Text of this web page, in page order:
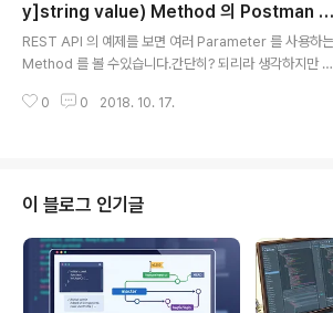
린 것도 아닌데요. ㅡㅡ; 그래서 또 우리의 친구 Google
을 찾아 갔습니다. 그 결과 두둥!!! EF Core 는 Paramete
r 이름을 지정하는 기능을 지원하지 않는다고 하네요. 그래
y]string value) Method 의 Postman T
est
REST API 의 예제를 보면 여러 Parameter 를 사용하는
Method 를 볼 수있습니다.간단히? 되리라 생각하지만 턱
에 사용하는 Multiple Parameter 지만 에 일반 Param
string value) { } ASP.NET Core 로 개발 중 위와 같은
Method 를 Postman 에서 테스트하는 중 Value 에 값
이 Null 로 들어오는 것을 발견했습니다. Postman 에서
Test 시 요로..
0 0 2018. 10. 17.
이 블로그 인기글